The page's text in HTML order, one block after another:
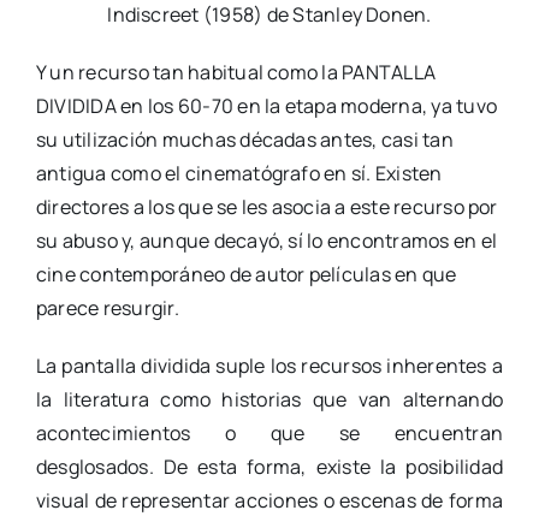
Indiscreet (1958) de Stanley Donen.
Y un recurso tan habitual como la PANTALLA
DIVIDIDA en los 60-70 en la etapa moderna, ya tuvo
su utilización muchas décadas antes, casi tan
antigua como el cinematógrafo en sí. Existen
directores a los que se les asocia a este recurso por
su abuso y, aunque decayó, sí lo encontramos en el
cine contemporáneo de autor películas en que
parece resurgir.
La pantalla dividida suple los recursos inherentes a
la literatura como historias que van alternando
acontecimientos o que se encuentran
desglosados. De esta forma, existe la posibilidad
visual de representar acciones o escenas de forma